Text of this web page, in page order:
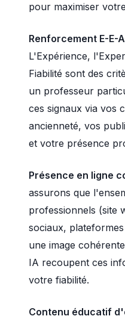
pour maximiser
Renforcement E-E-
L'Expérience,
Fiabilité sont des
un professeur
ces signaux via vos
ancienneté, vos
et votre présence
Présence en ligne
assurons que
professionnels (site
sociaux,
une image
IA recoupent ces
votre fiabilité.
Contenu éducatif